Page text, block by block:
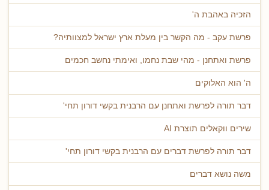
הזכיה באהבת ה'
פרשת עקב - מה הקשר בין מעלת ארץ ישראל למצוותיה?
פרשת ואתחנן - מהי שבת נחמו, ואימתי נחשב חכמים
ה' הוא האלוקים
דבר תורה לפרשת ואתחנן עם הרבנית בקשי דורון תחי'
שירים ווקאלים תוצרת AI
דבר תורה לפרשת דברים עם הרבנית בקשי דורון תחי'
משה נושא דברים